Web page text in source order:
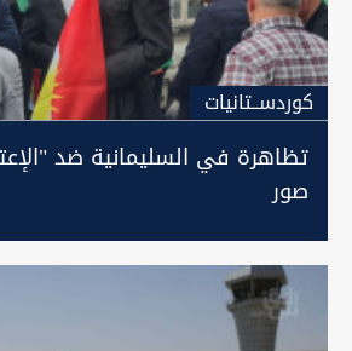
كوردســتانيات
تظاهرة في السليمانية ضد
صور